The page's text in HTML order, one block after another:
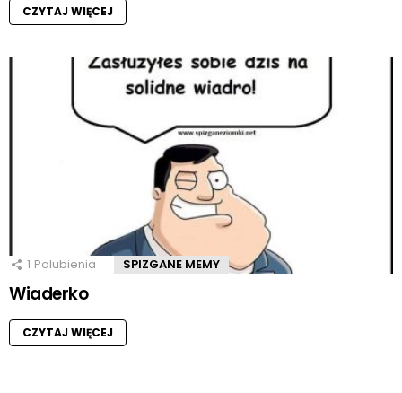
CZYTAJ WIĘCEJ
1 Polubienia SPIZGANE MEMY
Wiaderko
CZYTAJ WIĘCEJ